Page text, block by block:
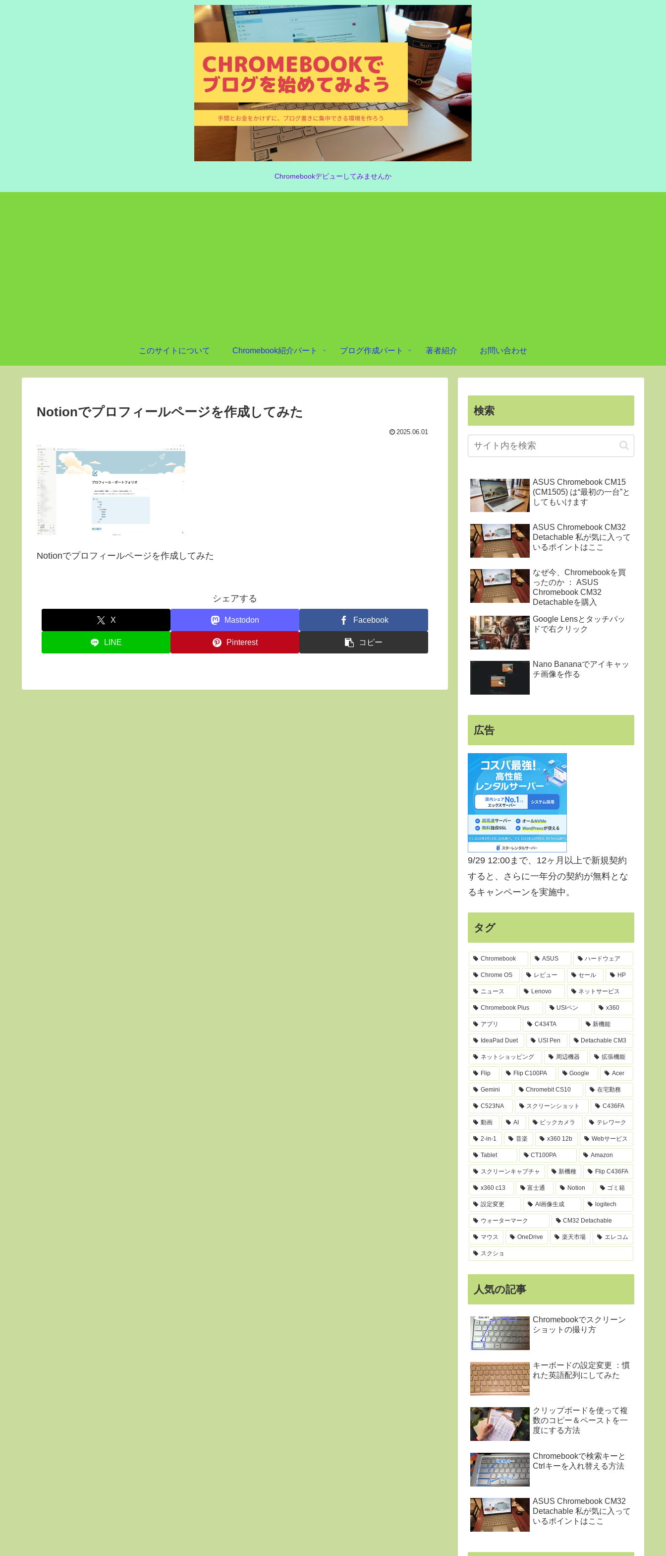
Chromebookデビューしてみませんか
このサイトについて Chromebook紹介パート ブログ作成パート 著者紹介 お問い合わせ
Notionでプロフィールページを作成してみた
2025.06.01
Notionでプロフィールページを作成してみた
シェアする
X Mastodon Facebook
LINE Pinterest コピー
検索
ASUS Chromebook CM15
(CM1505) は“最初の一台”と
してもいけます
ASUS Chromebook CM32
Detachable 私が気に入って
いるポイントはここ
なぜ今、Chromebookを買
ったのか ： ASUS
Chromebook CM32
Detachableを購入
Google Lensとタッチパッ
ドで右クリック
Nano Bananaでアイキャッ
チ画像を作る
広告
9/29 12:00まで、12ヶ月以上で新規契約
すると、さらに一年分の契約が無料とな
るキャンペーンを実施中。
タグ
Chromebook ASUS ハードウェア
Chrome OS レビュー セール HP
ニュース Lenovo ネットサービス
Chromebook Plus USIペン x360
アプリ C434TA 新機能
IdeaPad Duet USI Pen Detachable CM3
ネットショッピング 周辺機器 拡張機能
Flip Flip C100PA Google Acer
Gemini Chromebit CS10 在宅勤務
C523NA スクリーンショット C436FA
動画 AI ビックカメラ テレワーク
2-in-1 音楽 x360 12b Webサービス
Tablet CT100PA Amazon
スクリーンキャプチャ 新機種 Flip C436FA
x360 c13 富士通 Notion ゴミ箱
設定変更 AI画像生成 logitech
ウォーターマーク CM32 Detachable
マウス OneDrive 楽天市場 エレコム
スクショ
人気の記事
Chromebookでスクリーン
ショットの撮り方
キーボードの設定変更 ：慣
れた英語配列にしてみた
クリップボードを使って複
数のコピー＆ペーストを一
度にする方法
Chromebookで検索キーと
Ctrlキーを入れ替える方法
ASUS Chromebook CM32
Detachable 私が気に入って
いるポイントはここ